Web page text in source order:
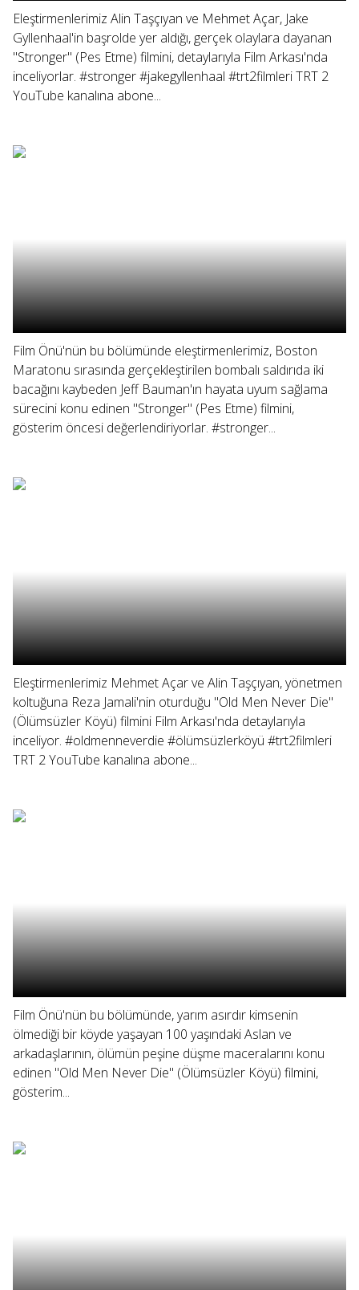
Eleştirmenlerimiz Alin Taşçıyan ve Mehmet Açar, Jake
Gyllenhaal'in başrolde yer aldığı, gerçek olaylara dayanan
"Stronger" (Pes Etme) filmini, detaylarıyla Film Arkası'nda
inceliyorlar. #stronger #jakegyllenhaal #trt2filmleri TRT 2
YouTube kanalına abone...
Film Önü'nün bu bölümünde eleştirmenlerimiz, Boston
Maratonu sırasında gerçekleştirilen bombalı saldırıda iki
bacağını kaybeden Jeff Bauman'ın hayata uyum sağlama
sürecini konu edinen "Stronger" (Pes Etme) filmini,
gösterim öncesi değerlendiriyorlar. #stronger...
Eleştirmenlerimiz Mehmet Açar ve Alin Taşçıyan, yönetmen
koltuğuna Reza Jamali'nin oturduğu "Old Men Never Die"
(Ölümsüzler Köyü) filmini Film Arkası'nda detaylarıyla
inceliyor. #oldmenneverdie #ölümsüzlerköyü #trt2filmleri
TRT 2 YouTube kanalına abone...
Film Önü'nün bu bölümünde, yarım asırdır kimsenin
ölmediği bir köyde yaşayan 100 yaşındaki Aslan ve
arkadaşlarının, ölümün peşine düşme maceralarını konu
edinen "Old Men Never Die" (Ölümsüzler Köyü) filmini,
gösterim...